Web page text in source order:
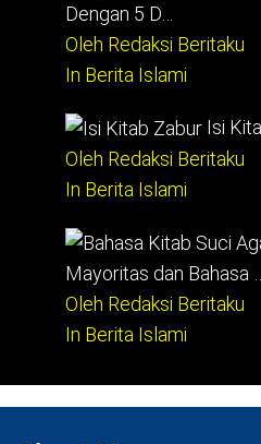
Dengan 5 D…
Oleh Redaksi Beritaku
In Berita Islami
Isi
Oleh Redaksi Beritaku
In Berita Islami
Mayoritas dan Bahasa …
Oleh Redaksi Beritaku
In Berita Islami